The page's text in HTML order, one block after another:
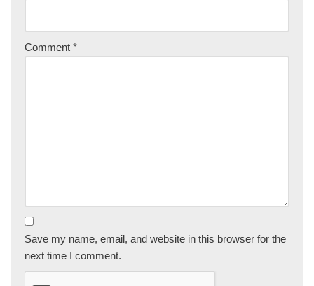
Comment *
Save my name, email, and website in this browser for the
next time I comment.